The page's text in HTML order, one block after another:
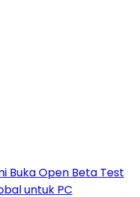
Buka Open Beta Test
untuk PC